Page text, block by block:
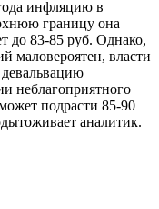
инфляцию в
границу она
до 83-85 руб. Однако,
маловероятен, власти
неблагоприятного
подрасти 85-90
аналитик.